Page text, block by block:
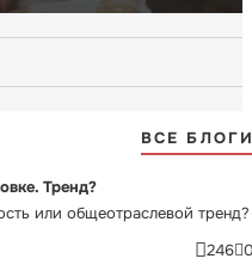
ВСЕ
Тренд?
или общеотраслевой тренд?
246